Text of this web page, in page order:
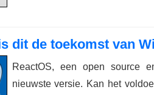
dit de toekomst van
ReactOS, een open source
nieuwste versie. Kan het